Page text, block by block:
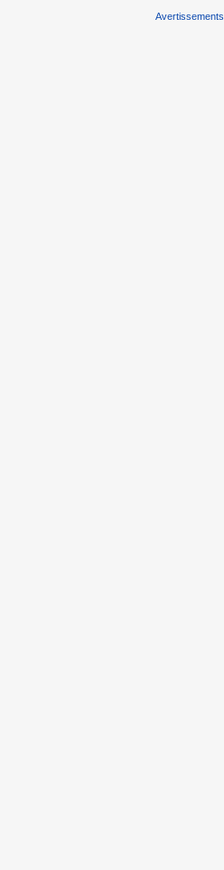
Avertissements